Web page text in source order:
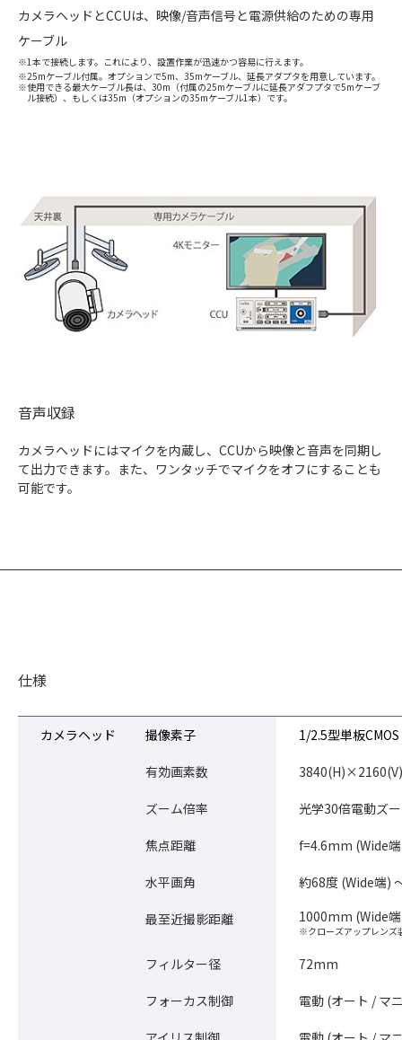
カメラヘッドとCCUは、映像/音声信号と電源供給のための専用
ケーブル
※1本で接続します。これにより、設置作業が迅速かつ容易に行えます。
※25mケーブル付属。オプションで5m、35mケーブル、延長アダプタを用意しています。
※使用できる最大ケーブル長は、30m（付属の25mケーブルに延長アダフプタで5mケーブ
ル接続）、もしくは35m（オプションの35mケーブル1本）です。
音声収録
カメラヘッドにはマイクを内蔵し、CCUから映像と音声を同期し
て出力できます。また、ワンタッチでマイクをオフにすることも
可能です。
仕様
カメラヘッド 撮像素子 1/2.5型単板CMOS
有効画素数 3840(H)×2160(V)
ズーム倍率 光学30倍電動ズ
焦点距離 f=4.6mm (Wide
水平画角 約68度 (Wide端)
最至近撮影距離 1000mm (Wide
※クローズアップレンズ
フィルター径 72mm
フォーカス制御 電動 (オート / マ